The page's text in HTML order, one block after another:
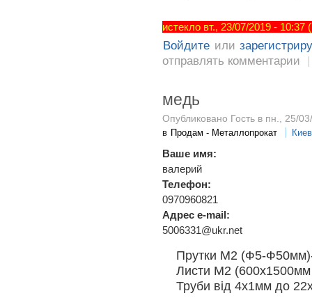
истекло вт., 23/07/2019 -
Войдите или
отправлять комментарии
медь
Опубликовано Гость в пн., 25/
в Продам - Металлопрокат Киев
Ваше имя:
валерий
Телефон:
0970960821
Адрес e-mail:
5006331@ukr.net
Прутки М2 (Ф5-Ф50мм)-
Листи М2 (600х1500мм
Труби від 4х1мм до